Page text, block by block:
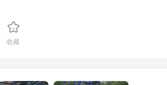
收藏